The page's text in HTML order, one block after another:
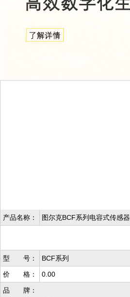
产品名称： 图尔克BCF系列电容式传感器
型 号： BCF系列
价 格： 0.00
品 牌：